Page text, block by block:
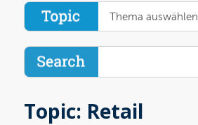
Thema auswählen
Topic: Retail